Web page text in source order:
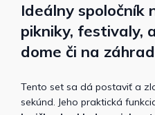
Ideálny spoločník
pikniky, festivaly,
dome či na
Tento set sa dá postaviť a
sekúnd. Jeho praktická